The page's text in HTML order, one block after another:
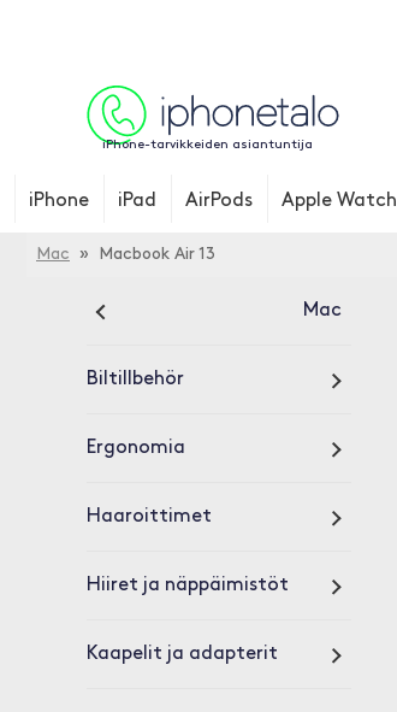
iPhone-tarvikkeiden asiantuntija
iPhone iPad AirPods Apple Watch
Mac » Macbook Air 13
Mac
Biltillbehör
Ergonomia
Haaroittimet
Hiiret ja näppäimistöt
Kaapelit ja adapterit